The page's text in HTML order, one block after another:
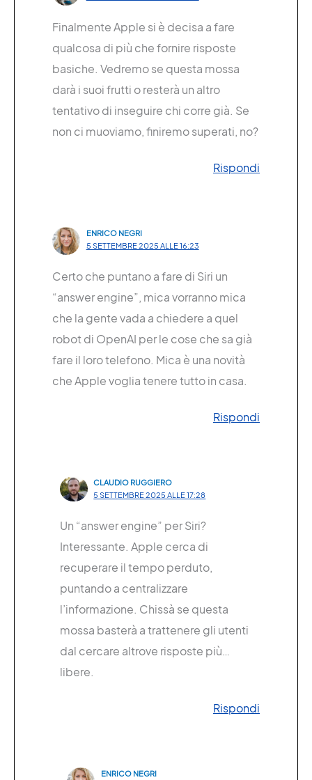
Finalmente Apple si è decisa a fare
qualcosa di più che fornire risposte
basiche. Vedremo se questa mossa
darà i suoi frutti o resterà un altro
tentativo di inseguire chi corre già. Se
non ci muoviamo, finiremo superati, no?
Rispondi
ENRICO NEGRI
5 SETTEMBRE 2025 ALLE 16:23
Certo che puntano a fare di Siri un
“answer engine”, mica vorranno mica
che la gente vada a chiedere a quel
robot di OpenAI per le cose che sa già
fare il loro telefono. Mica è una novità
che Apple voglia tenere tutto in casa.
Rispondi
CLAUDIO RUGGIERO
5 SETTEMBRE 2025 ALLE 17:28
Un “answer engine” per Siri?
Interessante. Apple cerca di
recuperare il tempo perduto,
puntando a centralizzare
l’informazione. Chissà se questa
mossa basterà a trattenere gli utenti
dal cercare altrove risposte più…
libere.
Rispondi
ENRICO NEGRI